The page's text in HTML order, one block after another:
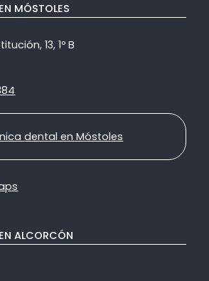
MÓSTOLES
13, 1º B
dental en Móstoles
ALCORCÓN